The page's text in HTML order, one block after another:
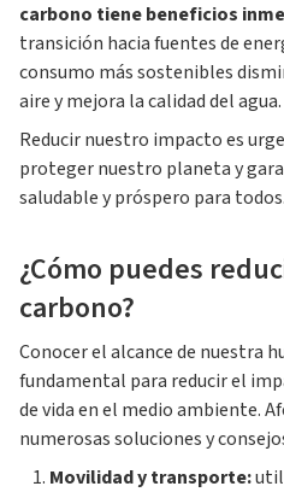
carbono tiene beneficios
transición hacia fuentes de
consumo más sostenibles
aire y mejora la calidad del agua.
Reducir nuestro impacto es
proteger nuestro planeta y
saludable y próspero para todos.
¿Cómo puedes
carbono?
Conocer el alcance de nuestra
fundamental para reducir el
de vida en el medio ambiente.
numerosas soluciones y
Movilidad y transporte: